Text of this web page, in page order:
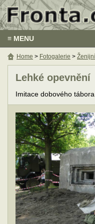
≡ MENU
Lehké opevnění
Imitace dobového
Home > Fotogalerie >